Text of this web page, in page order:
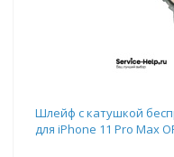
Шлейф с катушкой
для iPhone 11 Pro Max